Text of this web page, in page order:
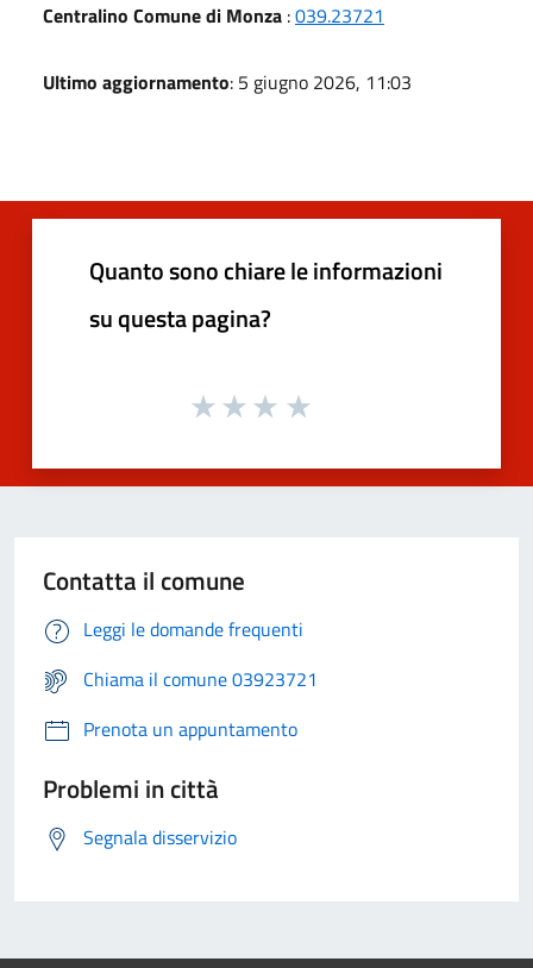
Centralino Comune di Monza :039.23721
Ultimo aggiornamento: 5 giugno 2026, 11:03
Quanto sono chiare le informazioni
su questa pagina?
Contatta il comune
Leggi le domande frequenti
Chiama il comune 03923721
Prenota un appuntamento
Problemi in città
Segnala disservizio